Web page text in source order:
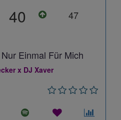
40 47
Einmal Für Mich
x DJ Xaver